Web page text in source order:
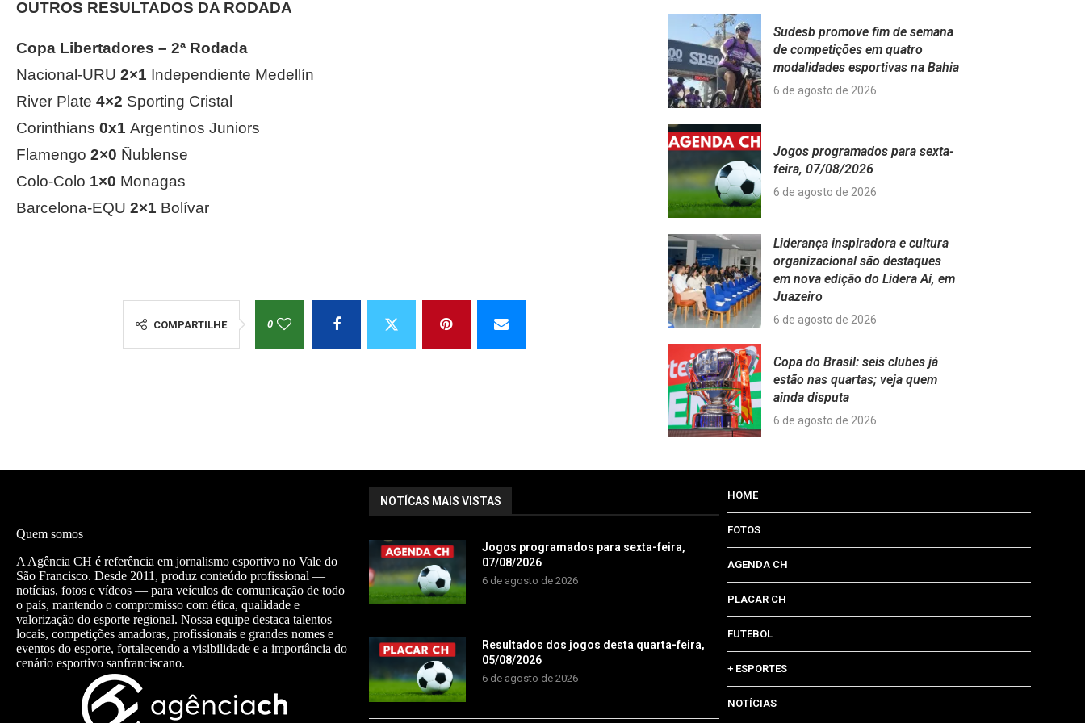
OUTROS RESULTADOS DA RODADA
Copa Libertadores – 2ª Rodada
Nacional-URU 2×1 Independiente Medellín
River Plate 4×2 Sporting Cristal
Corinthians 0x1 Argentinos Juniors
Flamengo 2×0 Ñublense
Colo-Colo 1×0 Monagas
Barcelona-EQU 2×1 Bolívar
COMPARTILHE 0
Sudesb promove fim de semana
de competições em quatro
modalidades esportivas na Bahia
6 de agosto de 2026
Jogos programados para sexta-
feira, 07/08/2026
6 de agosto de 2026
Liderança inspiradora e cultura
organizacional são destaques
em nova edição do Lidera Aí, em
Juazeiro
6 de agosto de 2026
Copa do Brasil: seis clubes já
estão nas quartas; veja quem
ainda disputa
6 de agosto de 2026
Quem somos
A Agência CH é referência em jornalismo esportivo no Vale do
São Francisco. Desde 2011, produz conteúdo profissional —
notícias, fotos e vídeos — para veículos de comunicação de todo
o país, mantendo o compromisso com ética, qualidade e
valorização do esporte regional. Nossa equipe destaca talentos
locais, competições amadoras, profissionais e grandes nomes e
eventos do esporte, fortalecendo a visibilidade e a importância do
cenário esportivo sanfranciscano.
NOTÍCAS MAIS VISTAS
Jogos programados para sexta-feira,
07/08/2026
6 de agosto de 2026
Resultados dos jogos desta quarta-feira,
05/08/2026
6 de agosto de 2026
HOME
FOTOS
AGENDA CH
PLACAR CH
FUTEBOL
+ ESPORTES
NOTÍCIAS